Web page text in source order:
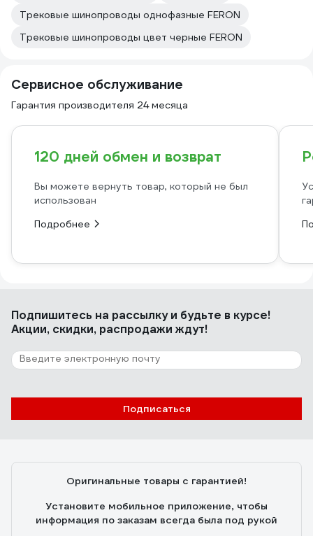
Трековые шинопроводы однофазные FERON
Трековые шинопроводы цвет черные FERON
Сервисное обслуживание
Гарантия производителя 24 месяца
120 дней обмен и возврат
Вы можете вернуть товар, который не был
использован
Подробнее
Подпишитесь на рассылкуи будьте в курсе!
Акции, скидки, распродажи ждут!
Подписаться
Оригинальные товары с гарантией!
Установите мобильное приложение, чтобы
информация по заказам всегда была под рукой